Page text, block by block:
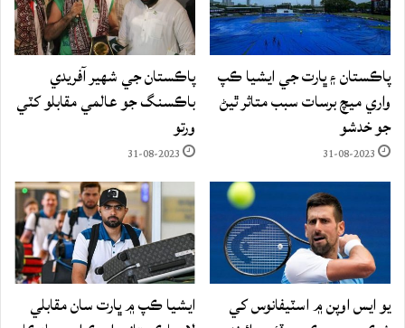
پاڪستان ۽ ڀارت جي ايشيا ڪپ
واري ميچ برسات سبب متاثر ٿيڻ
جو خدشو
31-08-2023
پاڪستان جي شهير آفريدي
باڪسنگ جو عالمي مقابلو کٽي
ورتو
31-08-2023
يو ايس اوپن ۾ اسٽيفانوس کي
ايشيا ڪپ ۾ ڀارت سان مقابلي